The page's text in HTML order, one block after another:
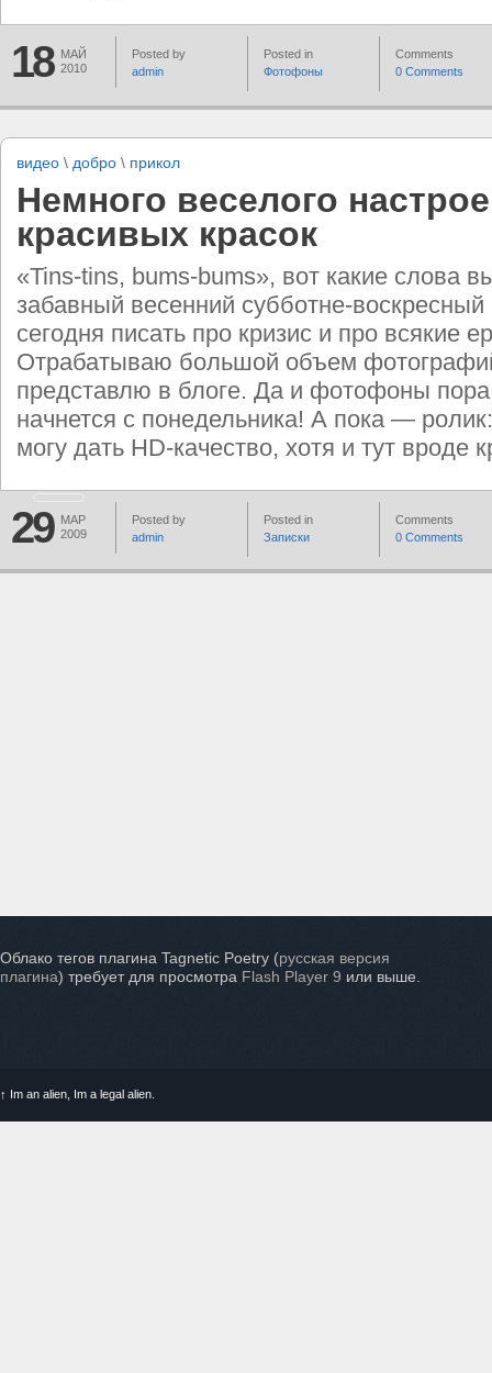
18
МАЙ
2010
Posted by
admin
Posted in
Фотофоны
Comments
0 Comments
видео \ добро \ прикол
Немного веселого
красивых красок
«Tins-tins, bums-bums», вот какие слова
забавный весенний субботне-
сегодня писать про кризис и про всякие
Отрабатываю большой объем
представлю в блоге. Да и фотофоны
начнется с понедельника! А пока —
могу дать HD-качество, хотя и тут вроде
29
МАР
2009
Posted by
admin
Posted in
Записки
Comments
0 Comments
Облако тегов плагина Tagnetic Poetry (русская версия
плагина) требует для просмотра Flash Player 9 или выше.
↑ Im an alien, Im a legal alien.